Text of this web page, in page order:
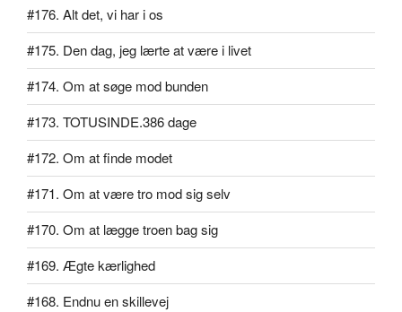
#176. Alt det, vi har i os
#175. Den dag, jeg lærte at være i livet
#174. Om at søge mod bunden
#173. TOTUSINDE.386 dage
#172. Om at finde modet
#171. Om at være tro mod sig selv
#170. Om at lægge troen bag sig
#169. Ægte kærlighed
#168. Endnu en skillevej